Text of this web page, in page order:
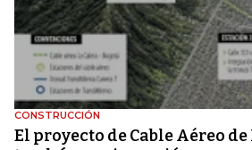
CONSTRUCCIÓN
El proyecto de Cable Aéreo de